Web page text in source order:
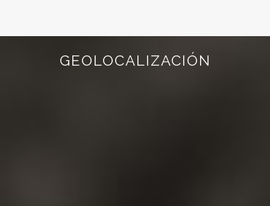
GEOLOCALIZACIÓN